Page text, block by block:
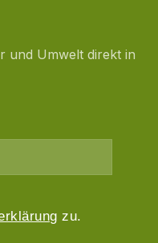
und Umwelt direkt in